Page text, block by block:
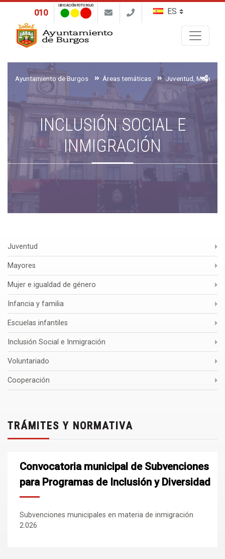
010
UBICACIÓN FOTO ROJO
Ayuntamiento de Burgos Áreas temáticas
INCLUSIÓN SOCIAL E
INMIGRACIÓN
Juventud
Mayores
Mujer e igualdad de género
Infancia y familia
Escuelas infantiles
Inclusión Social e Inmigración
Voluntariado
Cooperación
TRÁMITES Y NORMATIVA
Convocatoria municipal de Subvenciones
para Programas de Inclusión y Diversidad
Subvenciones municipales en materia de inmigración
2.026